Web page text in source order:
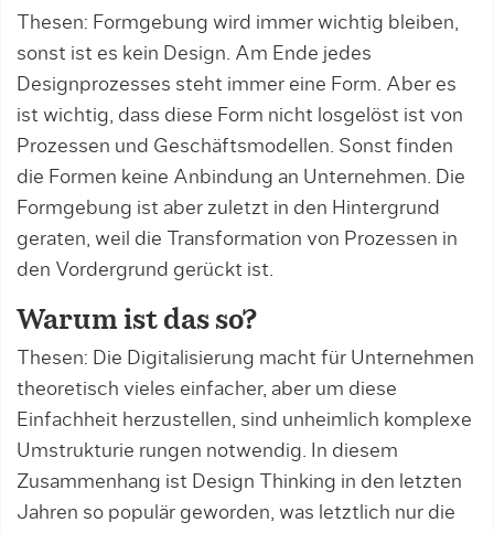
Thesen: Formgebung wird immer wichtig bleiben,
sonst ist es kein Design. Am Ende jedes
Designprozesses steht immer eine Form. Aber es
ist wichtig, dass diese Form nicht losgelöst ist von
Prozessen und Geschäftsmodellen. Sonst finden
die Formen keine Anbindung an Unternehmen. Die
Formgebung ist aber zuletzt in den Hintergrund
geraten, weil die Transformation von Prozessen in
den Vordergrund gerückt ist.
Warum ist das so?
Thesen: Die Digitalisierung macht für Unternehmen
theoretisch vieles einfacher, aber um diese
Einfachheit herzustellen, sind unheimlich komplexe
Umstrukturie rungen notwendig. In diesem
Zusammenhang ist Design Thinking in den letzten
Jahren so populär geworden, was letztlich nur die